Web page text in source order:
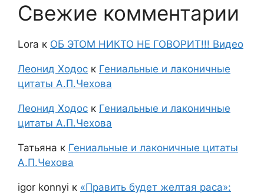
Свежие комментарии
Lora к ОБ ЭТОМ НИКТО НЕ ГОВОРИТ!!! Видео
Леонид Ходос к Гениальные и лаконичные
цитаты А.П.Чехова
Леонид Ходос к Гениальные и лаконичные
цитаты А.П.Чехова
Татьяна к Гениальные и лаконичные цитаты
А.П.Чехова
igor konnyi к «Править будет желтая раса»: